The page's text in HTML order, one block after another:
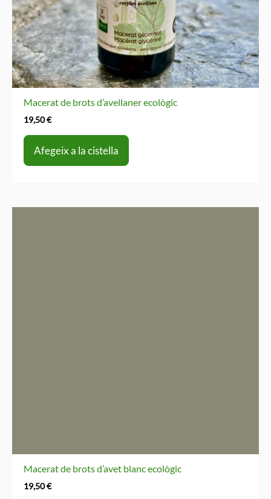
Macerat de brots d’avellaner ecològic
19,50€
Afegeix a la cistella
Macerat de brots d’avet blanc ecològic
19,50€